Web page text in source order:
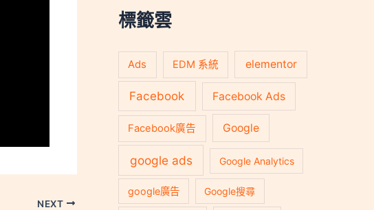
NEXT
:標籤雲
Ads EDM 系統 elementor
Facebook Facebook Ads
Facebook廣告 Google
google ads Google Analytics
google廣告 Google搜尋